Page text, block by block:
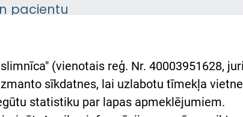
pacientu
slimnīcas
Східної лікарні
(vienotais reģ. Nr. 40003951628,
sīkdatnes, lai uzlabotu tīmekļa
statistiku par lapas apmeklējumiem.